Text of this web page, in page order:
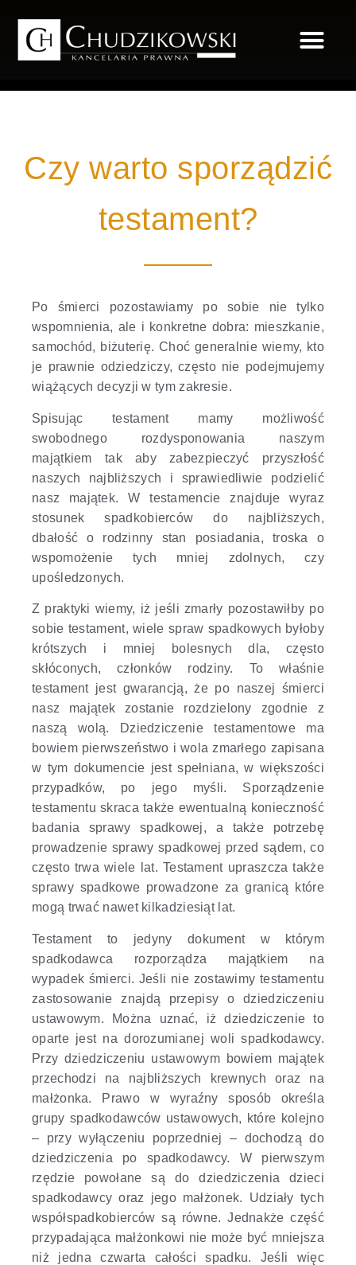
Czy warto sporządzić
testament?
Po śmierci pozostawiamy po sobie nie tylko
wspomnienia, ale i konkretne dobra: mieszkanie,
samochód, biżuterię. Choć generalnie wiemy, kto
je prawnie odziedziczy, często nie podejmujemy
wiążących decyzji w tym zakresie.
Spisując testament mamy możliwość
swobodnego rozdysponowania naszym
majątkiem tak aby zabezpieczyć przyszłość
naszych najbliższych i sprawiedliwie podzielić
nasz majątek. W testamencie znajduje wyraz
stosunek spadkobierców do najbliższych,
dbałość o rodzinny stan posiadania, troska o
wspomożenie tych mniej zdolnych, czy
upośledzonych.
Z praktyki wiemy, iż jeśli zmarły pozostawiłby po
sobie testament, wiele spraw spadkowych byłoby
krótszych i mniej bolesnych dla, często
skłóconych, członków rodziny. To właśnie
testament jest gwarancją, że po naszej śmierci
nasz majątek zostanie rozdzielony zgodnie z
naszą wolą. Dziedziczenie testamentowe ma
bowiem pierwszeństwo i wola zmarłego zapisana
w tym dokumencie jest spełniana, w większości
przypadków, po jego myśli. Sporządzenie
testamentu skraca także ewentualną konieczność
badania sprawy spadkowej, a także potrzebę
prowadzenie sprawy spadkowej przed sądem, co
często trwa wiele lat. Testament upraszcza także
sprawy spadkowe prowadzone za granicą które
mogą trwać nawet kilkadziesiąt lat.
Testament to jedyny dokument w którym
spadkodawca rozporządza majątkiem na
wypadek śmierci. Jeśli nie zostawimy testamentu
zastosowanie znajdą przepisy o dziedziczeniu
ustawowym. Można uznać, iż dziedziczenie to
oparte jest na dorozumianej woli spadkodawcy.
Przy dziedziczeniu ustawowym bowiem majątek
przechodzi na najbliższych krewnych oraz na
małżonka. Prawo w wyraźny sposób określa
grupy spadkodawców ustawowych, które kolejno
– przy wyłączeniu poprzedniej – dochodzą do
dziedziczenia po spadkodawcy. W pierwszym
rzędzie powołane są do dziedziczenia dzieci
spadkodawcy oraz jego małżonek. Udziały tych
współspadkobierców są równe. Jednakże część
przypadająca małżonkowi nie może być mniejsza
niż jedna czwarta całości spadku. Jeśli więc